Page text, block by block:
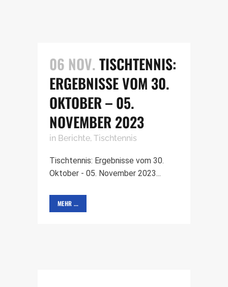
06 NOV. TISCHTENNIS:
ERGEBNISSE VOM 30.
OKTOBER – 05.
NOVEMBER 2023
in Berichte, Tischtennis
Tischtennis: Ergebnisse vom 30.
Oktober - 05. November 2023...
MEHR ...